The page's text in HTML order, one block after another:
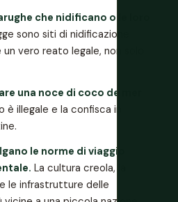
che nidificano o le loro
sono siti di nidificazione
vero reato legale, non solo
una noce di coco de mer
è illegale e la confisca in
le norme di viaggio
La cultura creola, la
le infrastrutture delle